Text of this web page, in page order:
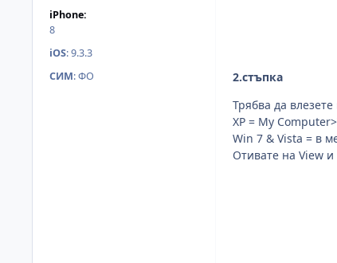
iPhone:
8
iOS:9.3.3
СИМ:ФО
2.стъпка
Трябва да
XP = My
Win 7 & Vista = в
Отивате на View